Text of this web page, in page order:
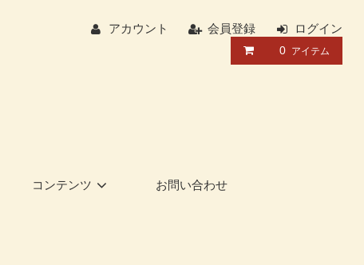
アカウント 会員登録 ログイン
0 アイテム
コンテンツ お問い合わせ